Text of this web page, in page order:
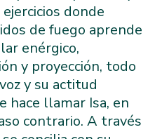
donde
de fuego aprende
enérgico,
y proyección, todo
y su actitud
hace llamar Isa, en
contrario. A través